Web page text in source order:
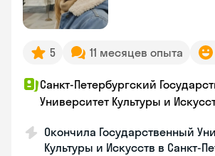
5 11 месяцев опыта
Санкт-Петербургский
Университет Культуры и
Окончила Государственный
Культуры и Искусств в Санкт-